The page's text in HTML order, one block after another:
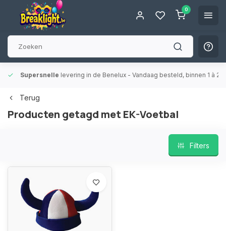
0
Supersnelle levering in de Benelux - Vandaag besteld, binnen 1 à 2
Terug
Producten getagd met EK-Voetbal
Filters